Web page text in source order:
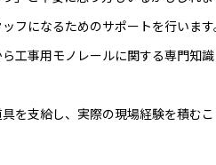
フになるためのサポートを行います
工事用モノレールに関する専門知
を支給し、実際の現場経験を積む